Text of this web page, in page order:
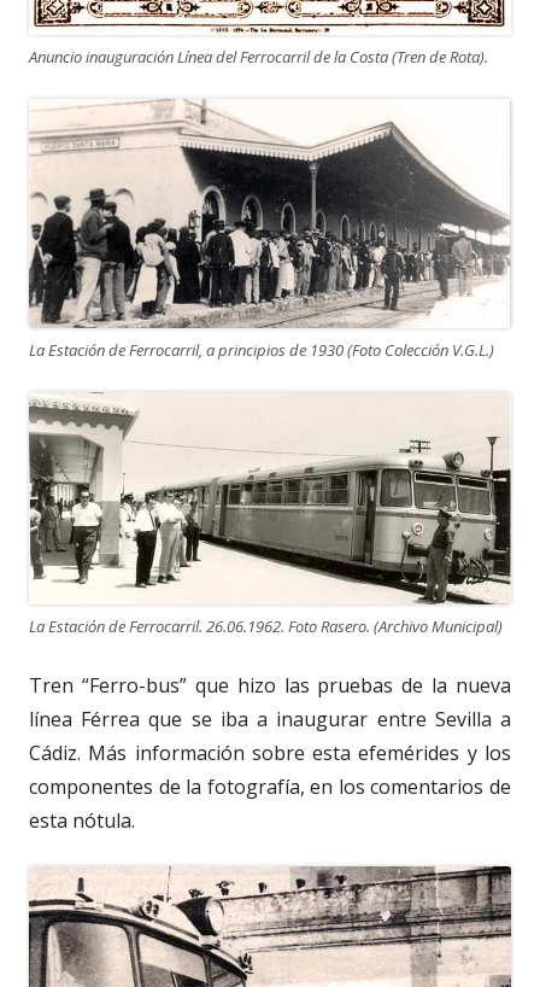
Anuncio inauguración Línea del Ferrocarril de la Costa (Tren de Rota).
La Estación de Ferrocarril, a principios de 1930 (Foto Colección V.G.L.)
La Estación de Ferrocarril. 26.06.1962. Foto Rasero. (Archivo Municipal)
Tren “Ferro-bus” que hizo las pruebas de la nueva
línea Férrea que se iba a inaugurar entre Sevilla a
Cádiz. Más información sobre esta efemérides y los
componentes de la fotografía, en los comentarios de
esta nótula.